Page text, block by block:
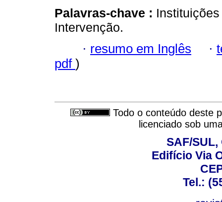
Palavras-chave :
Intervenção.
· resumo em Inglês ·
pdf )
Todo o conteúdo deste
licenciado sob
SAF/
Edifício Via
Tel.: